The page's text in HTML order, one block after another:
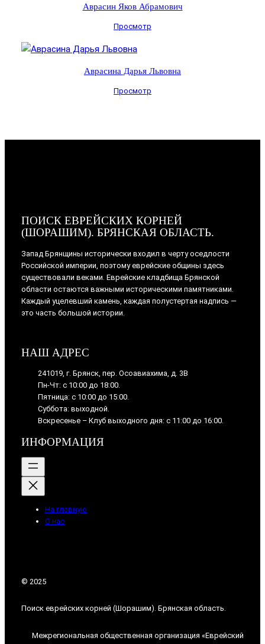
Аврасин Яков Абрамович
Просмотр
Аврасина Дарья Львовна
Просмотр
ПОИСК ЕВРЕЙСКИХ КОРНЕЙ
(ШОРАШИМ). БРЯНСКАЯ ОБЛАСТЬ.
Запад Брянщины исторически входил в черту оседлости
Российской империи, поэтому еврейские общины здесь
существовали веками. Еврейские кладбища Брянской
области остаются важными историческими памятниками.
Каждый уцелевший камень, каждая полустертая надпись —
это часть большой истории.
НАШ АДРЕС
241019, г. Брянск, пер. Осоавиахима, д. 3В
Пн-Чт: с 10:00 до 18:00.
Пятница: с 10:00 до 15:00.
Суббота: выходной.
Вскресенье – Клуб выходного дня: с 11:00 до 16:00.
ИНФОРМАЦИЯ
На главную
О нас
© 2025
Поиск еврейских корней (Шорашим). Брянская область.
Межрегиональная общественная организация «Еврейский